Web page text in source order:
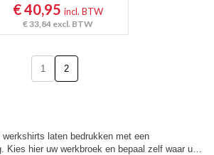
€ 40,95 incl. BTW
€ 33,84 excl. BTW
1 2
laten bedrukken met een
Kies hier uw werkbroek en bepaal zelf waar u…